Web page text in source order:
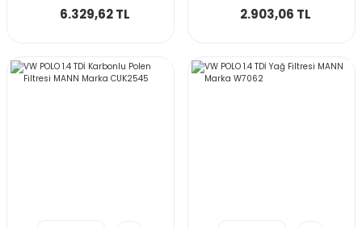
6.329,62 TL 2.903,06 TL